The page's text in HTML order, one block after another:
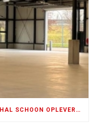
BETONVLOER BEDRIJFSHAL SCHOON OPLEVEREN AAN VERHUURDER: